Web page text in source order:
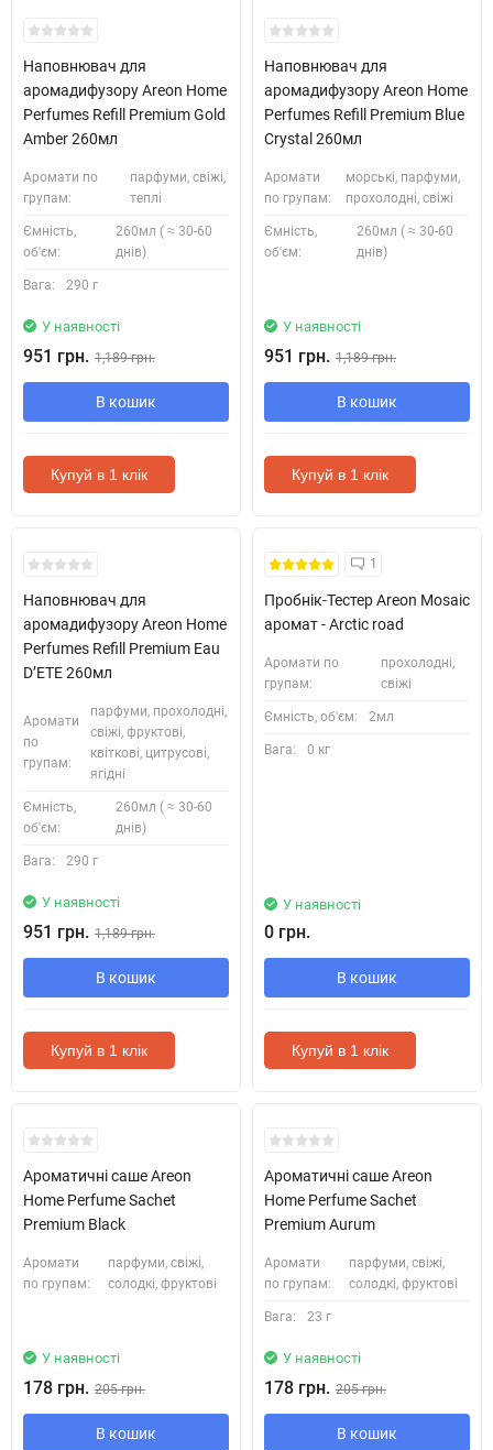
Наповнювач для
аромадифузору Areon Home
Perfumes Refill Premium Gold
Amber 260мл
Аромати по
групам:
парфуми, свіжі,
теплі
Ємність,
об'єм:
260мл ( ≈ 30-60
днів)
Вага: 290 г
У наявності
951 грн. 1,189 грн.
В кошик
Купуй в 1 клік
Наповнювач для
аромадифузору Areon Home
Perfumes Refill Premium Blue
Crystal 260мл
Аромати
по групам:
морські, парфуми,
прохолодні, свіжі
Ємність,
об'єм:
260мл ( ≈ 30-60
днів)
У наявності
951 грн. 1,189 грн.
В кошик
Купуй в 1 клік
Наповнювач для
аромадифузору Areon Home
Perfumes Refill Premium Eau
D’ETE 260мл
Аромати
по
групам:
парфуми, прохолодні,
свіжі, фруктові,
квіткові, цитрусові,
ягідні
Ємність,
об'єм:
260мл ( ≈ 30-60
днів)
Вага: 290 г
У наявності
951 грн. 1,189 грн.
В кошик
Купуй в 1 клік
Кожні 1500₴ чеку = 1 тестер
1
Пробнік-Тестер Areon Mosaic
аромат - Arctic road
Аромати по
групам:
прохолодні,
свіжі
Ємність, об'єм: 2мл
Вага: 0 кг
У наявності
0 грн.
В кошик
Купуй в 1 клік
Новинка
Ароматичні саше Areon
Home Perfume Sachet
Premium Black
Аромати
по групам:
парфуми, свіжі,
солодкі, фруктові
У наявності
178 грн. 205 грн.
В кошик
Новинка
Ароматичні саше Areon
Home Perfume Sachet
Premium Aurum
Аромати
по групам:
парфуми, свіжі,
солодкі, фруктові
Вага: 23 г
У наявності
178 грн. 205 грн.
В кошик